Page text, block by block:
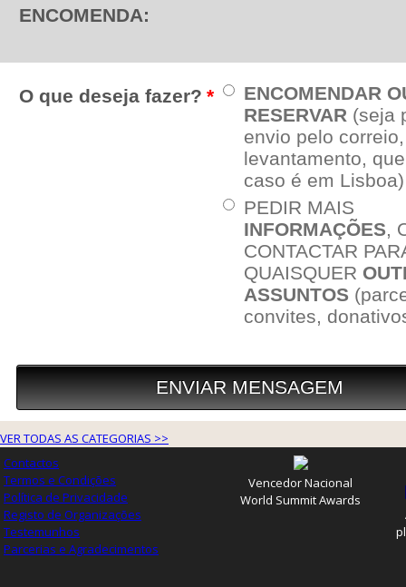
VER TODAS AS CATEGORIAS >>
Contactos
Termos e Condições
Política de Privacidade
Registo de Organizações
Testemunhos
Parcerias e Agradecimentos
Vencedor Nacional
World Summit Awards